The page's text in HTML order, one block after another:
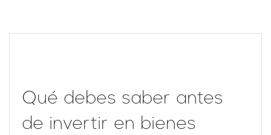
Qué debes saber antes
de invertir en bienes